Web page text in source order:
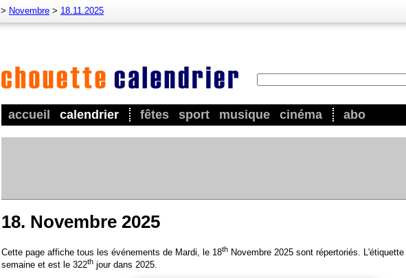
accueil calendrier fêtes sport musique cinéma abo
> Novembre > 18.11.2025
18. Novembre 2025
Cette page affiche tous les événements de Mardi, le 18th Novembre 2025 sont répertoriés.
semaine et est le 322th jour dans 2025.